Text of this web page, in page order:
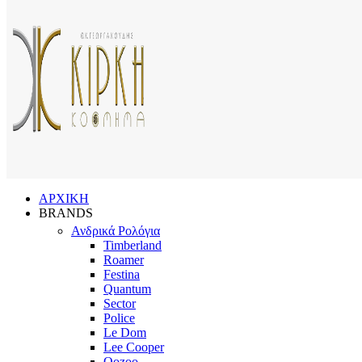
ΑΡΧΙΚΗ
BRANDS
Ανδρικά Ρολόγια
Timberland
Roamer
Festina
Quantum
Sector
Police
Le Dom
Lee Cooper